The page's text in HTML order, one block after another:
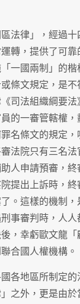
法律」，經過
轉，提供了可靠
一國兩制」的楷
條文規定，是不
司法組織綱要法
的一審管轄權，
名條文的規定
法院只有三名法
人申請預審，終
提出上訴時，終
。這樣的機制
事審判時，人
，幸虧歐文龍「
合國人權機構。
各地區所制定
之外，更是由